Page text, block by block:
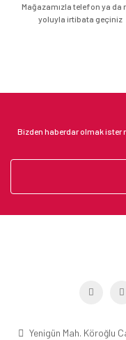
Mağazamızla telefon ya da
yoluyla irtibata geçiniz
Yenigün Mah. Köroğlu